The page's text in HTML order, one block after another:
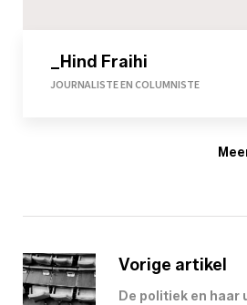
_Hind Fraihi
JOURNALISTE EN COLUMNISTE
Vorige artikel
De politiek en haar